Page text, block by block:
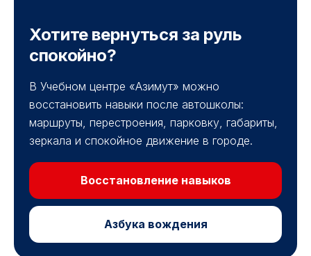
Хотите вернуться за руль
спокойно?
В Учебном центре «Азимут» можно
восстановить навыки после автошколы:
маршруты, перестроения, парковку, габариты,
зеркала и спокойное движение в городе.
Восстановление навыков
Азбука вождения